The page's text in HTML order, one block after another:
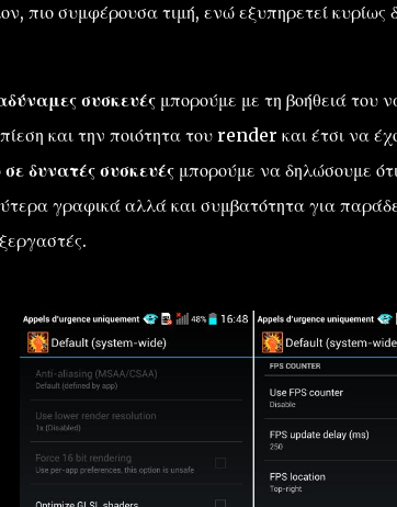
πιο συμφέρουσα τιμή, ενώ εξυπηρετεί
συσκευές μπορούμε με τη βοήθειά του
και την ποιότητα του render και έτσι να
σε δυνατές συσκευές μπορούμε να δηλώσουμε
γραφικά αλλά και συμβατότητα για